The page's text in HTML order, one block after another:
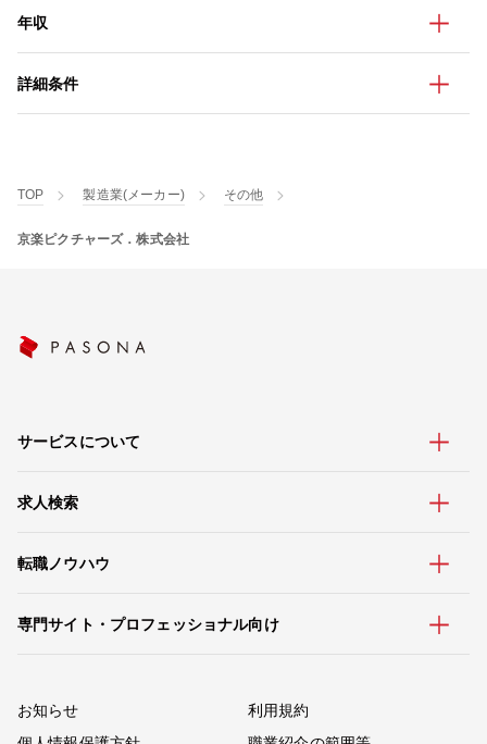
年収
詳細条件
TOP 製造業(メーカー) その他
京楽ピクチャーズ．株式会社
サービスについて
求人検索
転職ノウハウ
専門サイト・プロフェッショナル向け
お知らせ
利用規約